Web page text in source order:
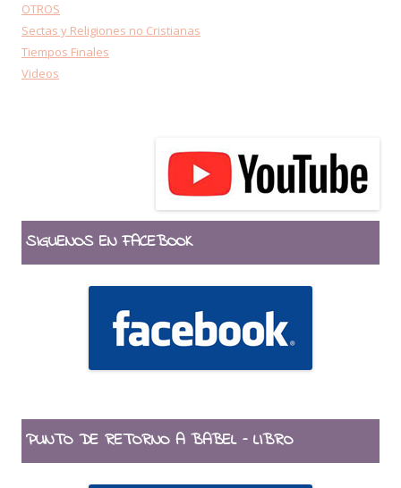
OTROS
Sectas y Religiones no Cristianas
Tiempos Finales
Videos
SIGUENOS EN FACEBOOK
PUNTO DE RETORNO A BABEL – LIBRO